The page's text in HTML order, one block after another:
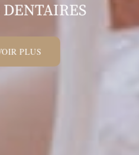
DENTAIRES
PLUS